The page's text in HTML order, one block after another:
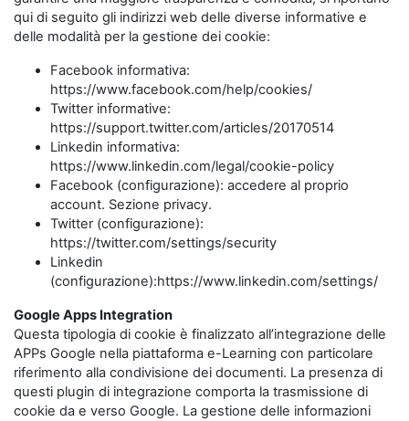
qui di seguito gli indirizzi web delle diverse informative e
delle modalità per la gestione dei cookie:
Facebook informativa:
https://www.facebook.com/help/cookies/
Twitter informative:
https://support.twitter.com/articles/20170514
Linkedin informativa:
https://www.linkedin.com/legal/cookie-policy
Facebook (configurazione): accedere al proprio
account. Sezione privacy.
Twitter (configurazione):
https://twitter.com/settings/security
Linkedin
(configurazione):https://www.linkedin.com/settings/
Google Apps Integration
Questa tipologia di cookie è finalizzato all’integrazione delle
APPs Google nella piattaforma e-Learning con particolare
riferimento alla condivisione dei documenti. La presenza di
questi plugin di integrazione comporta la trasmissione di
cookie da e verso Google. La gestione delle informazioni